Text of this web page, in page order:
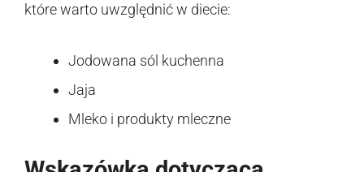
które warto uwzględnić w diecie:
Jodowana sól kuchenna
Jaja
Mleko i produkty mleczne